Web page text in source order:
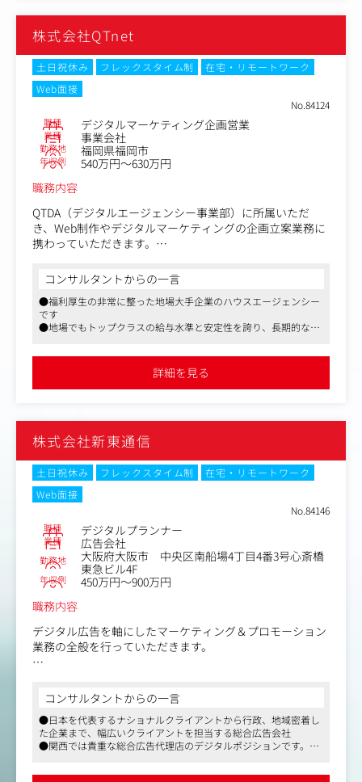
＜主な業務内容＞
●Webマーケティング・戦略
クライアントのWebサイト企画・構成、制作ディレクショ
ン、運用サポート
SEO／MEO対策、リスティング広告提案・設計・分析
Webデータ分析に基づく改善提案
中小企業向けWebマーケティング戦略立案・実行支援
Instagram等を中心としたSNSリール動画の企画・設計・
制作ディレクション
投稿スケジュール設計、KPI設定、効果測定・改善
SNSキャンペーン設計、ターゲット統計分析
社内外向けワークショップや研修の企画・設計・開催（ク
ライアント向け、社内スキルアップ、採用イベント等）
AB3Cフレームワークを用いた課題整理、戦略立案の実践
型ワークショップのファシリテーション
●クライアントとの協働
中小企業経営者とのヒアリング、課題整理、提案書作成・
プレゼン
※職務内容は経験・適性に応じて調整します。
株式会社QTnet
土日祝休み フレックスタイム制
在宅・リモートワーク
Web面接
No.84124
職種 デジタルマーケティング企画営業
業種 事業会社
勤務地 福岡県福岡市
年収例
540万円～630万円
職務内容
QTDA（デジタルエージェンシー事業部）に所属いただ
き、Web制作やデジタルマーケティングの企画立案業務に
携わっていただきます。
戦略立案、制作、運営、分析から改善まで、各分野のプロ
フェッショナルは揃っています。そのチームの先頭に立っ
てPDCAサイクルを回していただくことを期待していま
す。
コンサルタントからの一言
●福利厚生の非常に整った地場大手企業のハウスエージェンシー
です
●地場でもトップクラスの給与水準と安定性を誇り、長期的な視
詳細を見る
株式会社新東通信
土日祝休み フレックスタイム制
在宅・リモートワーク
Web面接
No.84146
職種 デジタルプランナー
業種 広告会社
勤務地
大阪府大阪市 中央区南船場4丁目4番3号心斎橋
東急ビル4F
年収例
450万円～900万円
職務内容
デジタル広告を軸にしたマーケティング＆プロモーション
業務の全般を行っていただきます。
・デジタル広告のプランニング提案～分析
・デジタル広告の運用、ディレクション
・プロモーションやキャンペーンなどの企画立案
・SNSプロモーションの企画立案
・クリエイティブの開発＆提案 など
コンサルタントからの一言
●日本を代表するナショナルクライアントから行政、地域密着し
た企業まで、幅広いクライアントを担当する総合広告会社
●関西では貴重な総合広告代理店のデジタルポジションです。